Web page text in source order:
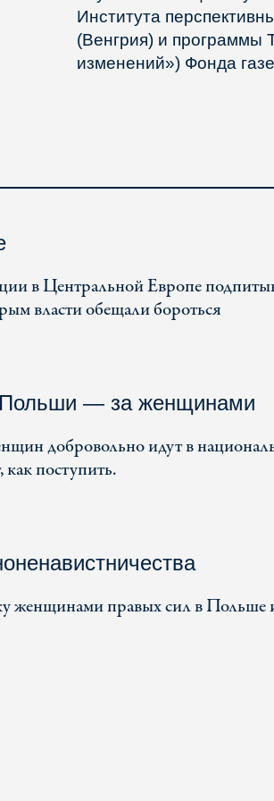
Института
(Венгрия) и программы
изменений») Фонда
в Центральной Европе
власти обещали бороться
— за женщинами
добровольно идут в
как поступить.
женщинами правых сил в Польше